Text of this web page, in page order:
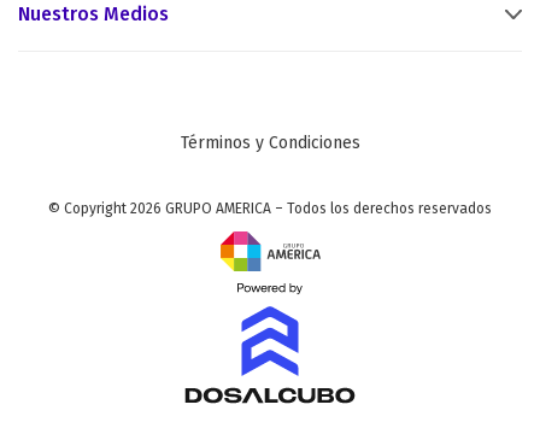
Nuestros Medios
Términos y Condiciones
© Copyright 2026 GRUPO AMERICA – Todos los derechos reservados